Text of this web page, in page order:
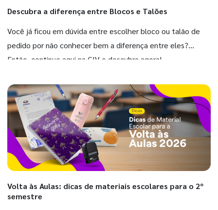
Descubra a diferença entre Blocos e Talões
Você já ficou em dúvida entre escolher bloco ou talão de
pedido por não conhecer bem a diferença entre eles?
Então, continue aqui na GIV e descubra agora!
Volta às Aulas: dicas de materiais escolares para o 2º
semestre